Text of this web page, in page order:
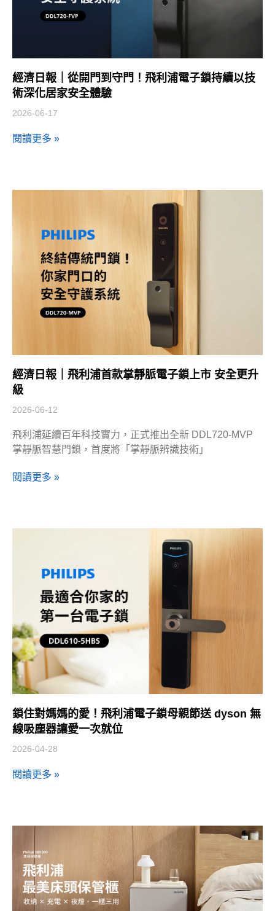
經濟日報｜從開門到守門！飛利浦電子鎖持續以技
術深化居家安全體驗
2026-06-17
閱讀更多 »
經濟日報｜飛利浦首款掌靜脈電子鎖上市 安全更升
級
2026-06-12
飛利浦延續百年科技實力，正式推出全新 DDL720-MVP
掌靜脈智慧門鎖，首度將「掌靜脈辨識技術」
閱讀更多 »
鎖住對媽媽的愛！飛利浦電子鎖母親節送 dyson 無
線吸塵器讓愛一次就位
2026-04-28
閱讀更多 »